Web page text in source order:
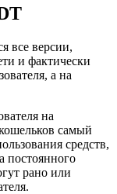
все версии,
и фактически
а на
на
самый
средств,
постоянного
рано или